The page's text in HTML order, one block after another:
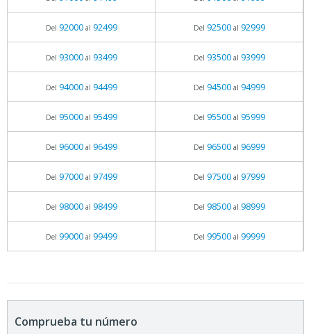
Del 92000al 92499 Del 92500al 92999
Del 93000al 93499 Del 93500al 93999
Del 94000al 94499 Del 94500al 94999
Del 95000al 95499 Del 95500al 95999
Del 96000al 96499 Del 96500al 96999
Del 97000al 97499 Del 97500al 97999
Del 98000al 98499 Del 98500al 98999
Del 99000al 99499 Del 99500al 99999
Comprueba tu número